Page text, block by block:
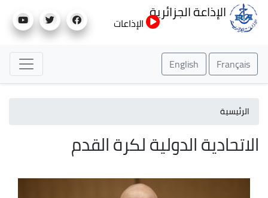
إلى
الإذاعة الجزائرية
الإذاعات
Français
English
الرئيسية
الاتحادية الدولية لكرة القدم